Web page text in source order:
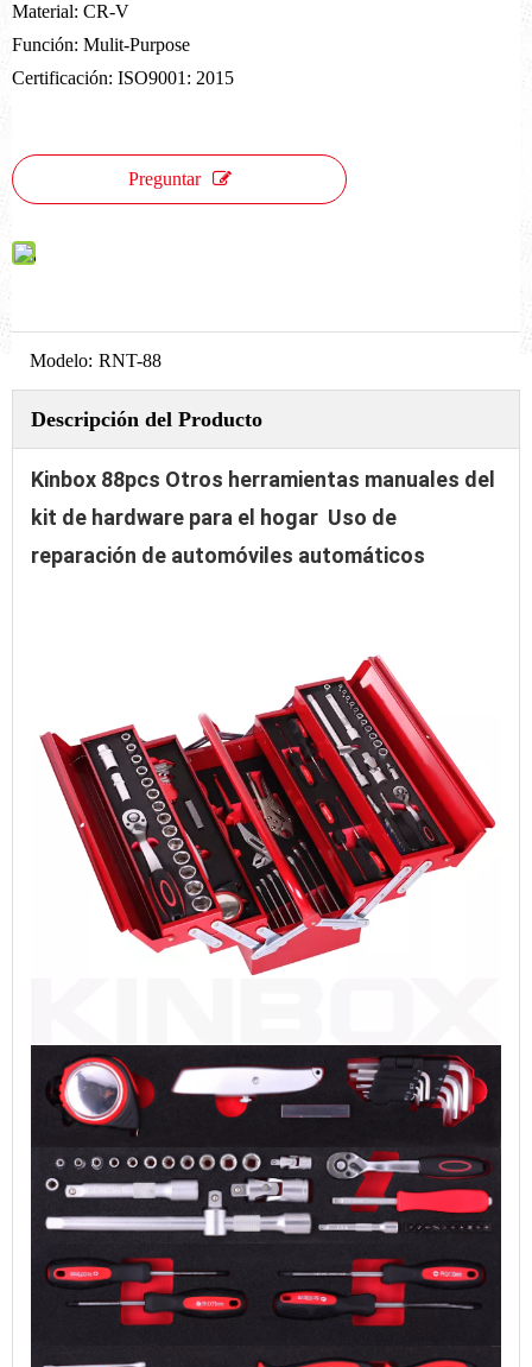
Material: CR-V
Función: Mulit-Purpose
Certificación: ISO9001: 2015
Preguntar
Modelo: RNT-88
Descripción del Producto
Kinbox 88pcs Otros herramientas manuales del
kit de hardware para el hogar Uso de
reparación de automóviles automáticos